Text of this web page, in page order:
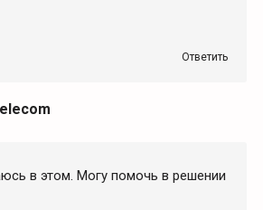
Ответить
в этом. Могу помочь в решении